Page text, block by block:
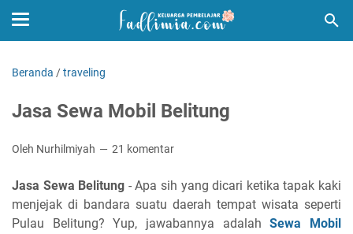
Beranda /traveling
Jasa Sewa Mobil Belitung
Oleh Nurhilmiyah 21 komentar
Jasa Sewa Belitung - Apa sih yang dicari ketika tapak kaki
menjejak di bandara suatu daerah tempat wisata seperti
Pulau Belitung? Yup, jawabannya adalahSewa Mobil